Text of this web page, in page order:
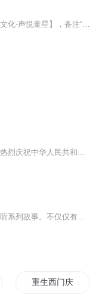
重生西门庆